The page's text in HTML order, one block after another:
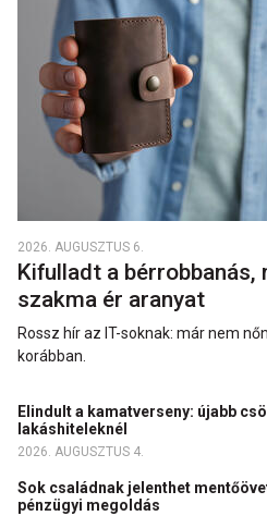
2026. AUGUSZTUS 6.
Kifulladt a bérrobbanás,
szakma ér aranyat
Rossz hír az IT-soknak: már nem
korábban.
Elindult a kamatverseny: újabb
lakáshiteleknél
2026. AUGUSZTUS 4.
Sok családnak jelenthet
pénzügyi megoldás